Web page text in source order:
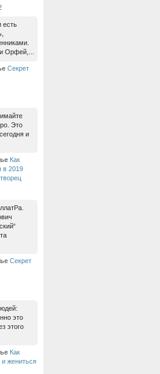
есть
Орфей,...
Секрет
Это
и
Как
в 2019
Секрет
это
этого
Как
жениться